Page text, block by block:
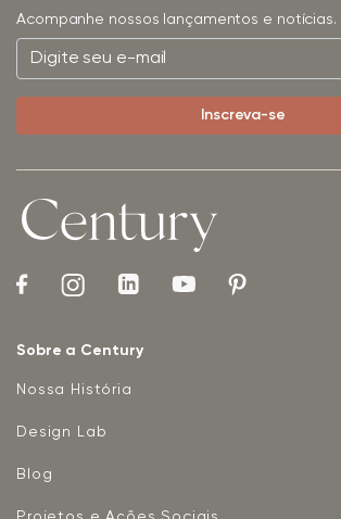
Acompanhe nossos lançamentos e notícias.
Sobre a Century
Nossa História
Design Lab
Blog